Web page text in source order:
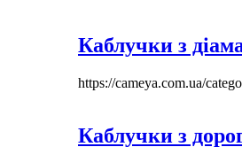
Каблучки з
https://cameya.com.ua/
Каблучки з